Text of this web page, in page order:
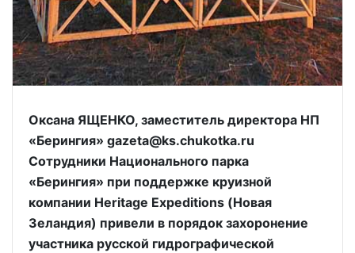
Оксана ЯЩЕНКО, заместитель директора НП
«Берингия» gazeta@ks.chukotka.ru
Сотрудники Национального парка
«Берингия» при поддержке круизной
компании Heritage Expeditions (Новая
Зеландия) привели в порядок захоронение
участника русской гидрографической